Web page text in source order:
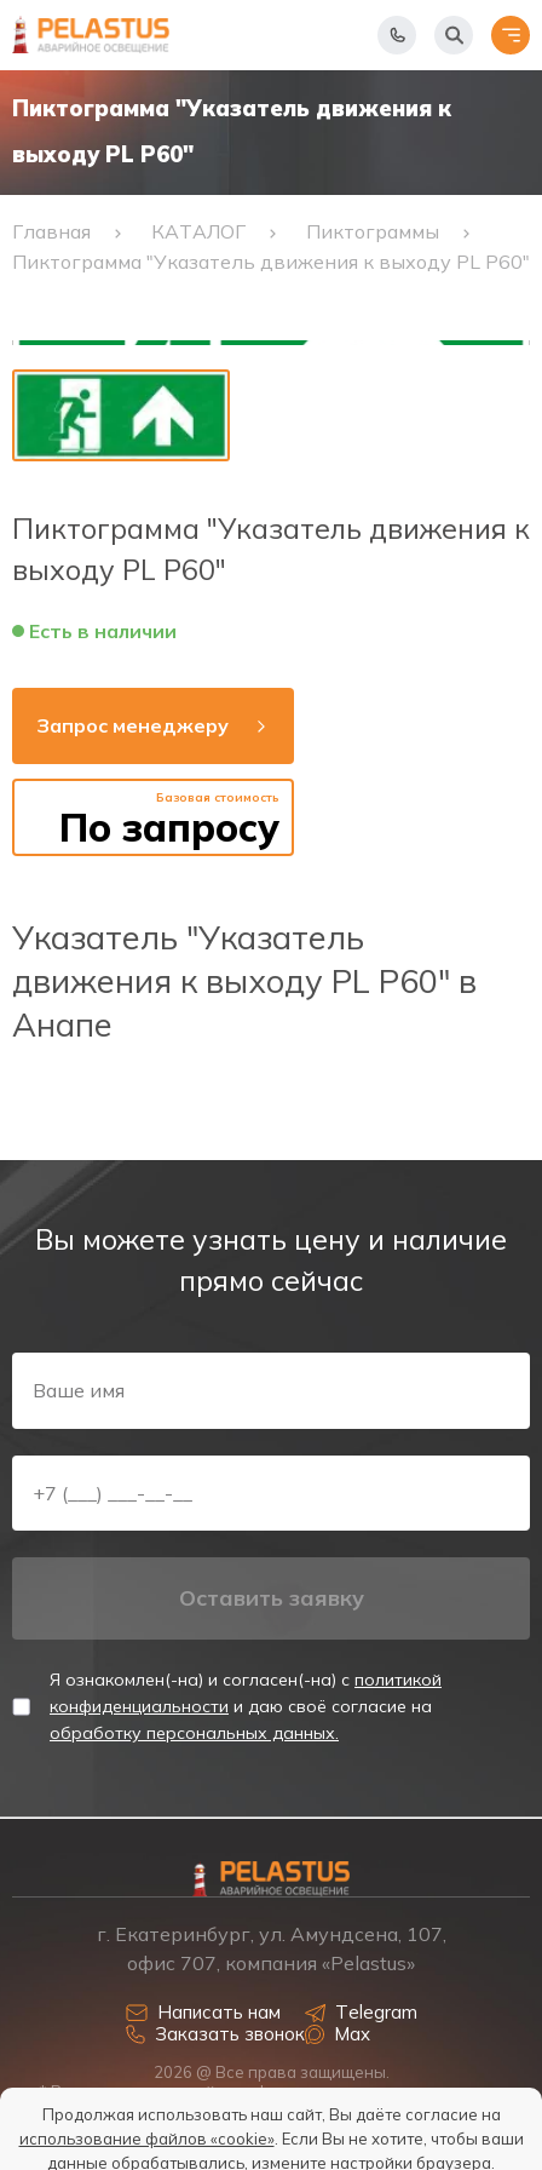
Пиктограмма "Указатель движения к
выходу PL Р60"
Главная КАТАЛОГ
Пиктограммы
Пиктограмма "Указатель движения к выходу PL Р60"
Пиктограмма "Указатель движения к
выходу PL Р60"
Есть в наличии
Запрос менеджеру
Базовая стоимость
По запросу
Указатель "Указатель
движения к выходу PL Р60" в
Анапе
Вы можете узнать цену и наличие
прямо сейчас
Оставить заявку
Я ознакомлен(-на) и согласен(-на) с политикой
конфиденциальности и даю своё согласие на
обработку персональных данных.
г. Екатеринбург, ул. Амундсена, 107,
офис 707, компания «Pelastus»
Написать нам
Заказать звонок
Telegram
Max
2026 @ Все права защищены.
* Размещенная на сайте информация о товарах и ценах не
является офертой, наличие, стоимость, условия поставки
обсуждаются индивидуально у менеджеров.
Политика обработки персональных данных
Продолжая использовать наш сайт, Вы даёте согласие на
использование файлов «cookie». Если Вы не хотите, чтобы ваши
данные обрабатывались, измените настройки браузера.